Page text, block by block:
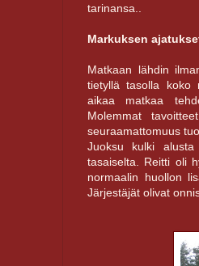
tarinansa..
Markuksen
Matkaan lähdin
tietyllä tasolla koko
aikaa matkaa
Molemmat
seuraamattomuus
Juoksu kulki
tasaiselta. Reitti oli
normaalin huollon
Järjestäjät olivat